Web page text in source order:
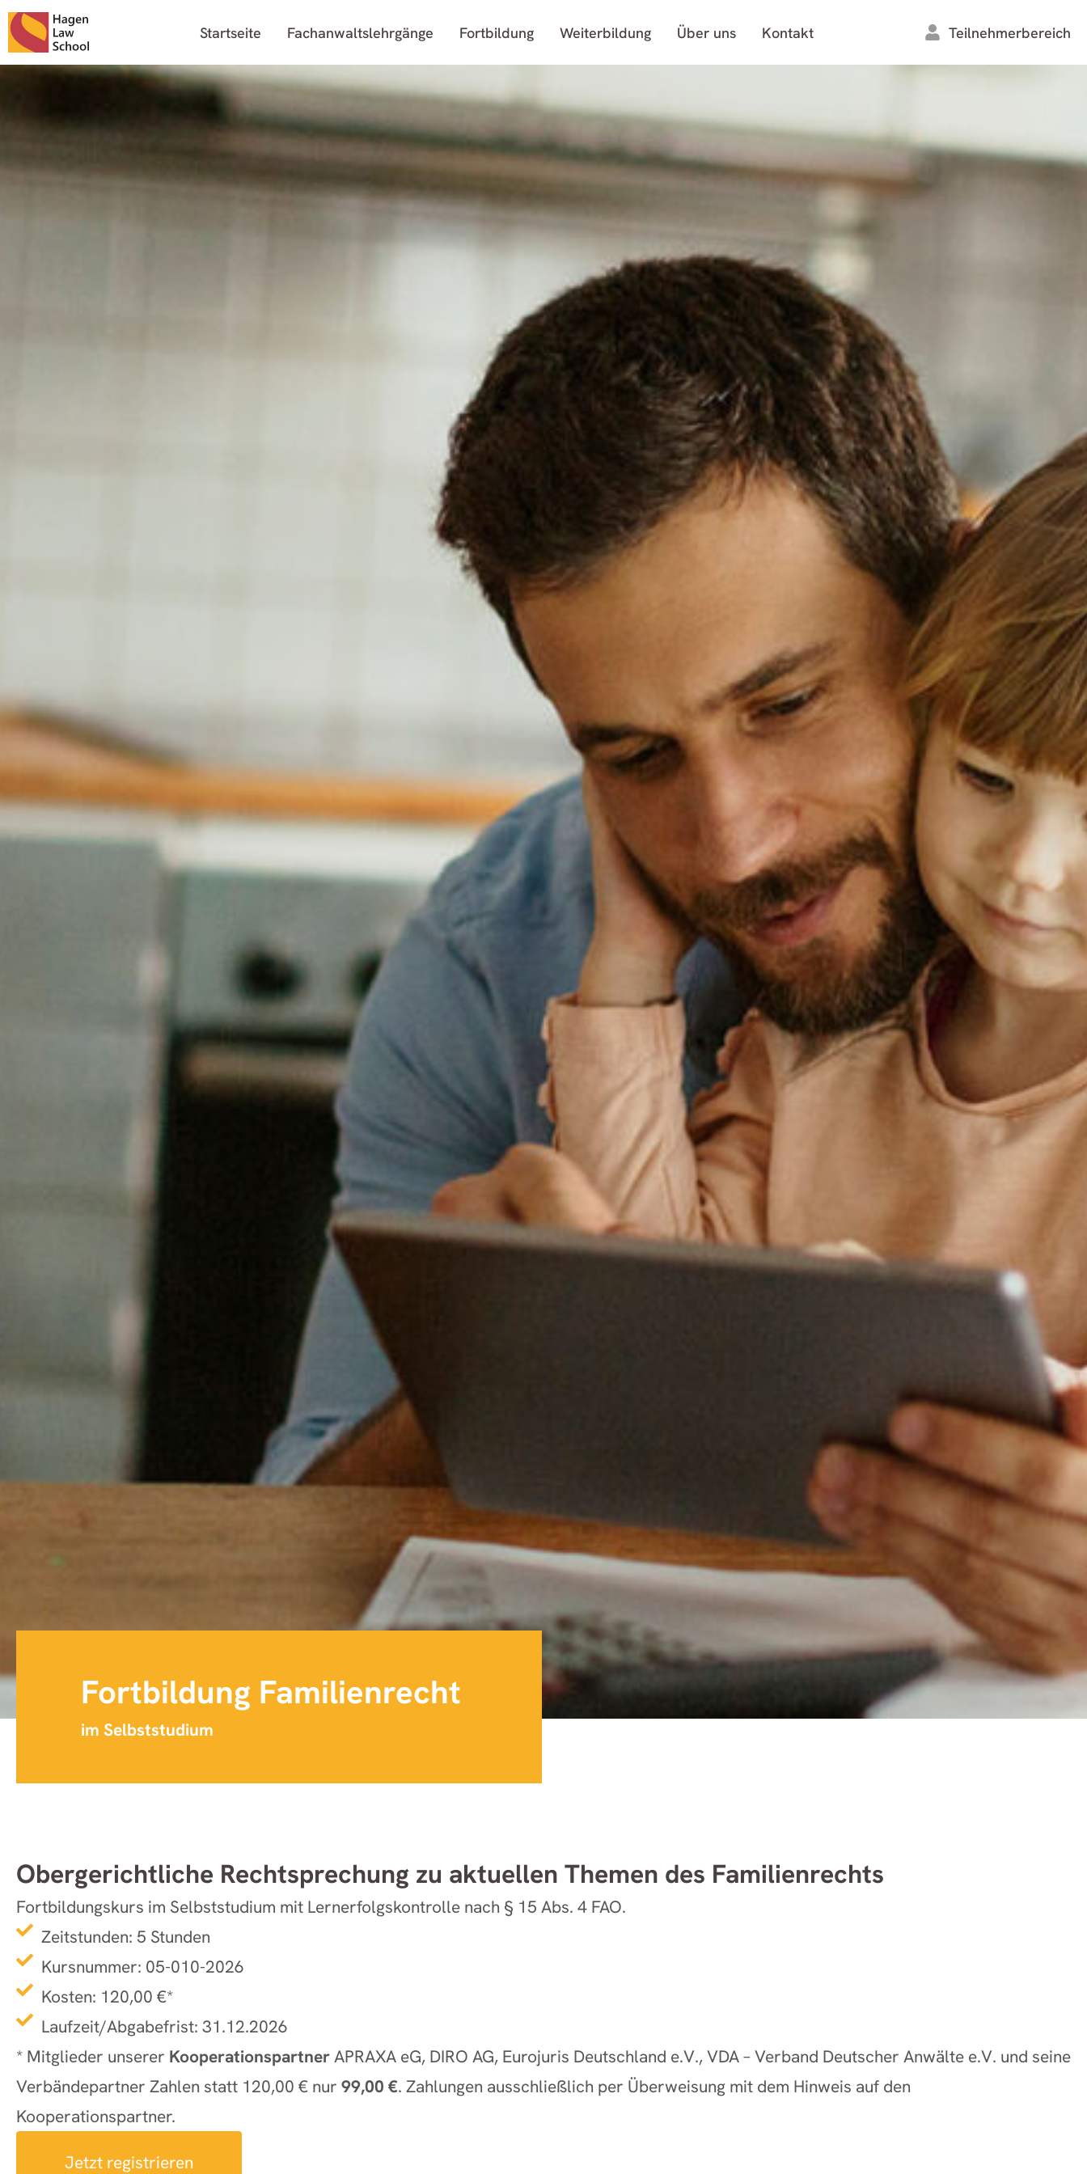
Startseite Fachanwaltslehrgänge Fortbildung Weiterbildung Über uns Kontakt Teilnehmerbereich
Fortbildung Familienrecht
im Selbststudium
Obergerichtliche Rechtsprechung zu aktuellen Themen des Familienrechts
Fortbildungskurs im Selbststudium mit Lernerfolgskontrolle nach § 15 Abs. 4 FAO.
Zeitstunden: 5 Stunden
Kursnummer: 05-010-2026
Kosten: 120,00 €*
Laufzeit/Abgabefrist: 31.12.2026
* Mitglieder unserer KooperationspartnerAPRAXA eG, DIRO AG, Eurojuris Deutschland e.V., VDA – Verband Deutscher Anwälte e.V. und seine
Verbändepartner Zahlen statt 120,00 € nur 99,00 €. Zahlungen ausschließlich per Überweisung mit dem Hinweis auf den
Kooperationspartner.
Jetzt registrieren